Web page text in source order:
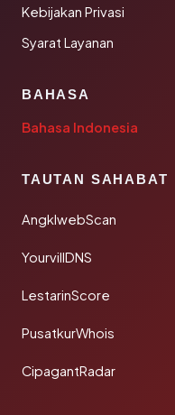
Kebijakan Privasi
Syarat Layanan
BAHASA
Bahasa Indonesia
TAUTAN SAHABAT
AngklwebScan
YourvillDNS
LestarinScore
PusatkurWhois
CipagantRadar